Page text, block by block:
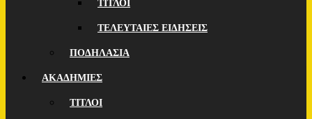
ΤΙΤΛΟΙ
ΤΕΛΕΥΤΑΙΕΣ ΕΙΔΗΣΕΙΣ
ΠΟΔΗΛΑΣΙΑ
ΑΚΑΔΗΜΙΕΣ
ΤΙΤΛΟΙ